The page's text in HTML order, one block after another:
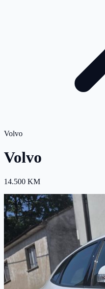
Volvo
Volvo
14.500 KM